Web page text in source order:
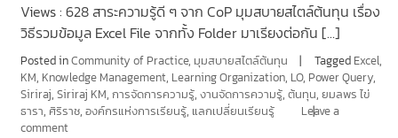
Views : 628 สาระความรู้ดี ๆ จาก CoP มุมสบายสไตล์ต้นทุน เรื่อง
วิธีรวมข้อมูล Excel File จากทั้ง Folder มาเรียงต่อกัน […]
Posted inCommunity of Practice, มุมสบายสไตล์ต้นทุน Tagged Excel,
KM, Knowledge Management, Learning Organization, LO, Power Query,
Siriraj, Siriraj KM, การจัดการความรู้, งานจัดการความรู้, ต้นทุน, ยมลพร ไข่
ธารา, ศิริราช, องค์กรแห่งการเรียนรู้, แลกเปลี่ยนเรียนรู้
Leave a
comment